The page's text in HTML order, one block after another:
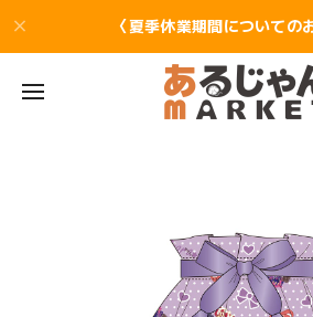
〈夏季休業期間についての